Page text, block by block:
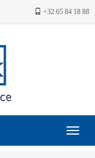
+32 65 84 18 88
Toggle